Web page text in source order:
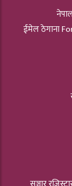
ईमेल ठेगाना